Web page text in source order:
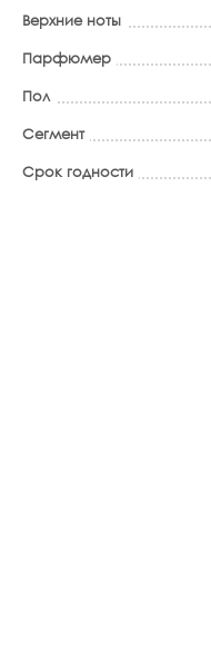
Верхние ноты
Парфюмер
Пол
Сегмент
Срок годности